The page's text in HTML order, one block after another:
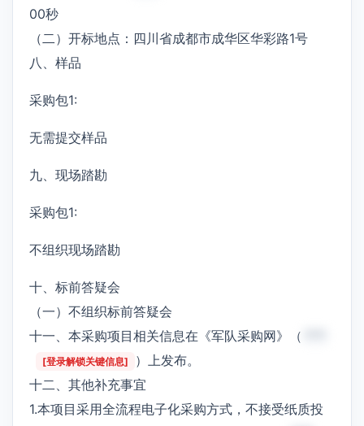
00秒
（二）开标地点：四川省成都市成华区华彩路1号
八、样品
采购包1:
无需提交样品
九、现场踏勘
采购包1:
不组织现场踏勘
十、标前答疑会
（一）不组织标前答疑会
十一、本采购项目相关信息在《军队采购网》（
[登录解锁关键信息]
）上发布。
十二、其他补充事宜
1.本项目采用全流程电子化采购方式，不接受纸质投